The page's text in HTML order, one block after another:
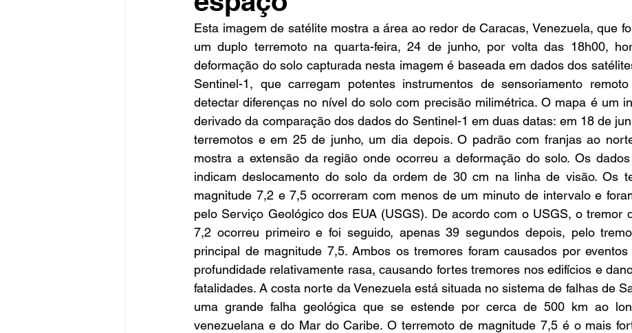
Esta imagem de satélite mostra a área ao redor de Caracas, Venezuela, que
um duplo terremoto na quarta-feira, 24 de junho, por volta das 18h00,
deformação do solo capturada nesta imagem é baseada em dados dos
Sentinel-1, que carregam potentes instrumentos de sensoriamento
detectar diferenças no nível do solo com precisão milimétrica. O mapa é um
derivado da comparação dos dados do Sentinel-1 em duas datas: em 18 de
terremotos e em 25 de junho, um dia depois. O padrão com franjas ao
mostra a extensão da região onde ocorreu a deformação do solo. Os
indicam deslocamento do solo da ordem de 30 cm na linha de visão. Os
magnitude 7,2 e 7,5 ocorreram com menos de um minuto de intervalo e
pelo Serviço Geológico dos EUA (USGS). De acordo com o USGS, o tremor
7,2 ocorreu primeiro e foi seguido, apenas 39 segundos depois, pelo
principal de magnitude 7,5. Ambos os tremores foram causados por
profundidade relativamente rasa, causando fortes tremores nos edifícios e
fatalidades. A costa norte da Venezuela está situada no sistema de falhas de
uma grande falha geológica que se estende por cerca de 500 km ao
venezuelana e do Mar do Caribe. O terremoto de magnitude 7,5 é o mais